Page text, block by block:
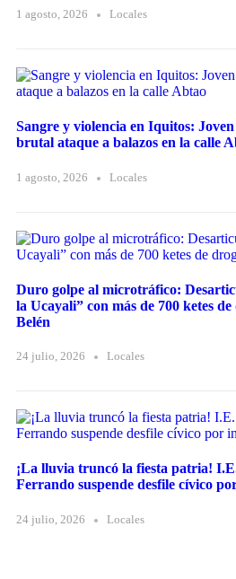
1 agosto, 2026 Locales
Sangre y violencia en Iquitos:
brutal ataque a balazos en la calle
1 agosto, 2026 Locales
Duro golpe al microtráfico:
la Ucayali” con más de 700 ketes
Belén
24 julio, 2026 Locales
¡La lluvia truncó la fiesta patria!
Ferrando suspende desfile cívico
24 julio, 2026 Locales